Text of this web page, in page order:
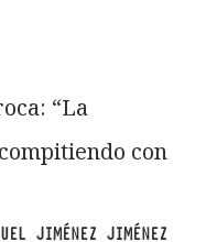
“La
con
JIMÉNEZ JIMÉNEZ